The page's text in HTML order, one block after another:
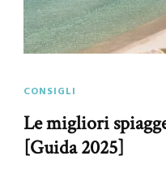
CONSIGLI
Le migliori
[Guida 2025]